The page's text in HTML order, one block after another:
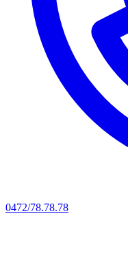
0472/78.78.78